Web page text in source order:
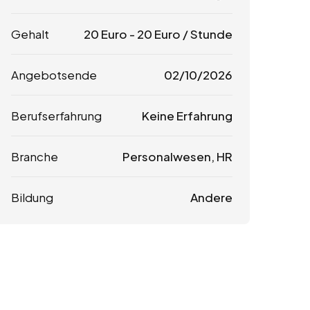
Gehalt 20 Euro - 20 Euro / Stunde
Angebotsende 02/10/2026
Berufserfahrung Keine Erfahrung
Branche Personalwesen, HR
Bildung Andere